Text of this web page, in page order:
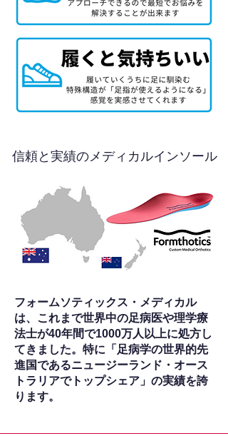
信頼と実績のメディカルインソール
フォームソティックス・メディカル
は、これまで世界中の足病医や理学療
法士が40年間で1000万人以上に処方し
てきました。特に「足病学の世界的先
進国であるニュージーランド・オース
トラリアでトップシェア」の実績を誇
ります。